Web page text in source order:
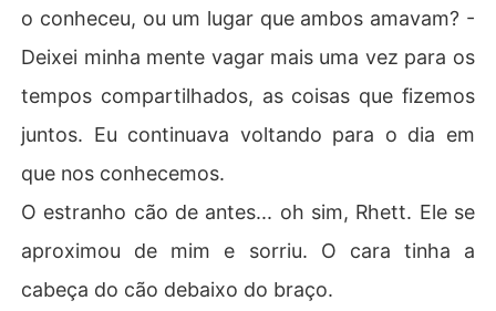
o conheceu, ou um lugar que ambos amavam? -
Deixei minha mente vagar mais uma vez para os
tempos compartilhados, as coisas que fizemos
juntos. Eu continuava voltando para o dia em
que nos conhecemos.
O estranho cão de antes... oh sim, Rhett. Ele se
aproximou de mim e sorriu. O cara tinha a
cabeça do cão debaixo do braço.